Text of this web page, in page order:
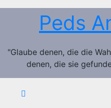
Zum
Peds
"Glaube denen, die die
denen, die sie